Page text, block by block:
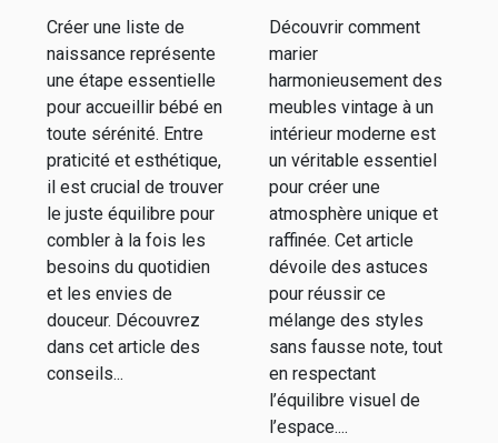
esthétique :
nos conseils
Créer une liste de
naissance représente
une étape essentielle
pour accueillir bébé en
toute sérénité. Entre
praticité et esthétique,
il est crucial de trouver
le juste équilibre pour
combler à la fois les
besoins du quotidien
et les envies de
douceur. Découvrez
dans cet article des
conseils...
un espace
moderne ?
Découvrir comment
marier
harmonieusement des
meubles vintage à un
intérieur moderne est
un véritable essentiel
pour créer une
atmosphère unique et
raffinée. Cet article
dévoile des astuces
pour réussir ce
mélange des styles
sans fausse note, tout
en respectant
l’équilibre visuel de
l’espace....